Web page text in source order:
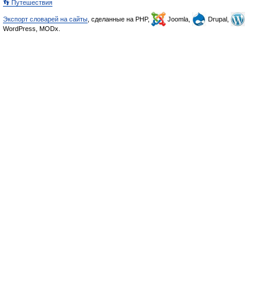
👣 Путешествия
Экспорт словарей на сайты , сделанные на PHP, Joomla,
Drupal,
WordPress, MODx.